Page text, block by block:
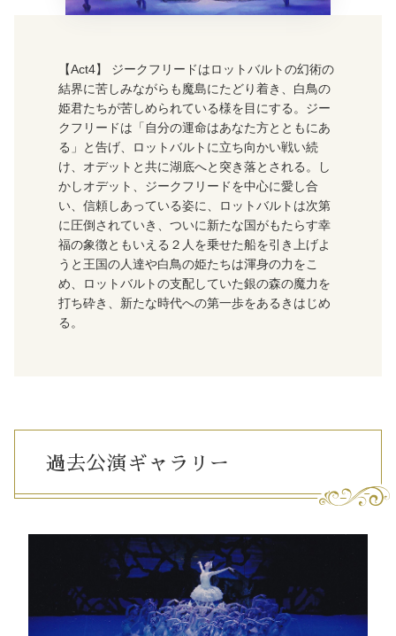
【Act4】 ジークフリードはロットバルトの幻術の
結界に苦しみながらも魔島にたどり着き、白鳥の
姫君たちが苦しめられている様を目にする。ジー
クフリードは「自分の運命はあなた方とともにあ
る」と告げ、ロットバルトに立ち向かい戦い続
け、オデットと共に湖底へと突き落とされる。し
かしオデット、ジークフリードを中心に愛し合
い、信頼しあっている姿に、ロットバルトは次第
に圧倒されていき、ついに新たな国がもたらす幸
福の象徴ともいえる２人を乗せた船を引き上げよ
うと王国の人達や白鳥の姫たちは渾身の力をこ
め、ロットバルトの支配していた銀の森の魔力を
打ち砕き、新たな時代への第一歩をあるきはじめ
る。
過去公演ギャラリー